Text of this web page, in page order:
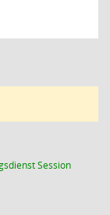
Session(Wird in